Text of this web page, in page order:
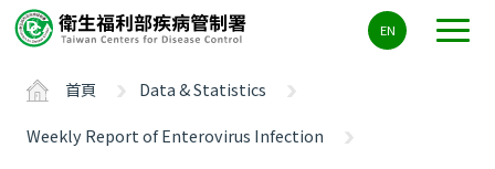
要
ALT+C
EN
首頁
Data & Statistics
Weekly Report of Enterovirus Infection